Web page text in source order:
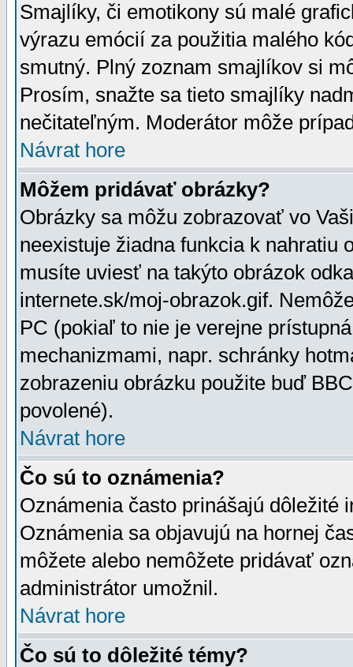
Smajlíky, či emotikony sú malé
výrazu emócií za použitia malého
smutný. Plný zoznam smajlíkov si
Prosím, snažte sa tieto smajlíky
nečitateľným. Moderátor môže
Návrat hore
Môžem pridávať obrázky?
Obrázky sa môžu zobrazovať vo
neexistuje žiadna funkcia k nahratiu
musíte uviesť na takýto obrázok
internete.sk/moj-obrazok.gif.
PC (pokiaľ to nie je verejne
mechanizmami, napr. schránky
zobrazeniu obrázku použite buď
povolené).
Návrat hore
Čo sú to oznámenia?
Oznámenia často prinášajú dôležité
Oznámenia sa objavujú na hornej
môžete alebo nemôžete pridávať
administrátor umožnil.
Návrat hore
Čo sú to dôležité témy?